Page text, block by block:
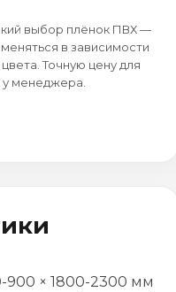
выбор плёнок ПВХ —
в зависимости
Точную цену для
у менеджера.
900 × 1800-2300 мм